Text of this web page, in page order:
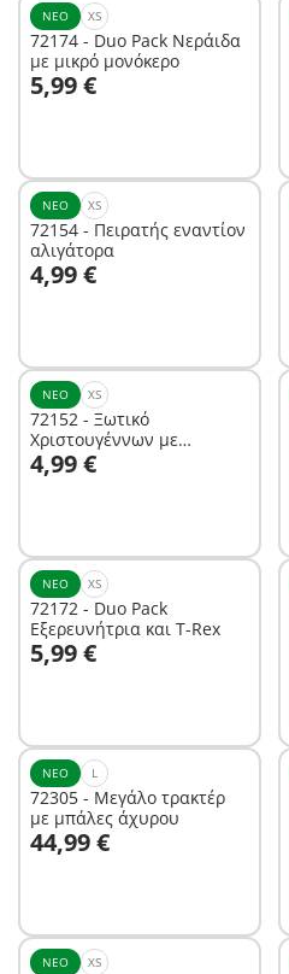
ΝΈΟ XS
72174 - Duo Pack Νεράιδα
με μικρό μονόκερο
5,99 €
Στο καλάθι
ΝΈΟ XS
72154 - Πειρατής εναντίον
αλιγάτορα
4,99 €
Στο καλάθι
ΝΈΟ XS
72152 - Ξωτικό
Χριστουγέννων με
μπισκότα
4,99 €
Στο καλάθι
ΝΈΟ XS
72172 - Duo Pack
Εξερευνήτρια και T-Rex
5,99 €
Στο καλάθι
ΝΈΟ L
72305 - Μεγάλο τρακτέρ
με μπάλες άχυρου
44,99 €
Στο καλάθι
ΝΈΟ XS